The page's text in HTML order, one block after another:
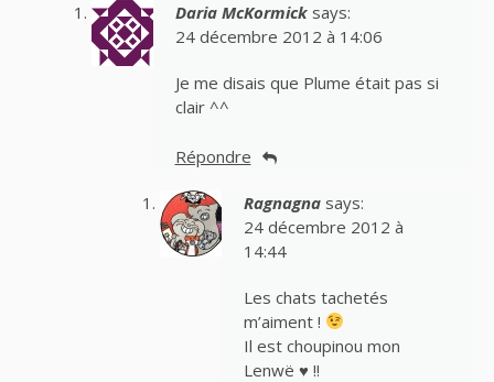
Daria McKormick says:
24 décembre 2012 à 14:06
Je me disais que Plume était pas si
clair ^^
Répondre
Ragnagna says:
24 décembre 2012 à
14:44
Les chats tachetés
m’aiment !
Il est choupinou mon
Lenwë ♥ !!